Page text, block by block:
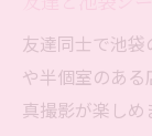
友達同士で池
や半個室のあ
真撮影が楽し